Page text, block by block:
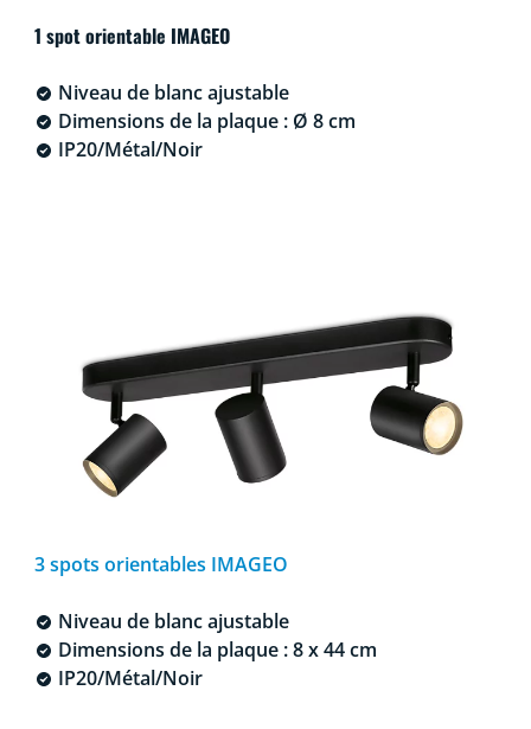
1 spot orientable IMAGEO
Niveau de blanc ajustable
Dimensions de la plaque : Ø 8 cm
IP20/Métal/Noir
3 spots orientables IMAGEO
Niveau de blanc ajustable
Dimensions de la plaque : 8 x 44 cm
IP20/Métal/Noir